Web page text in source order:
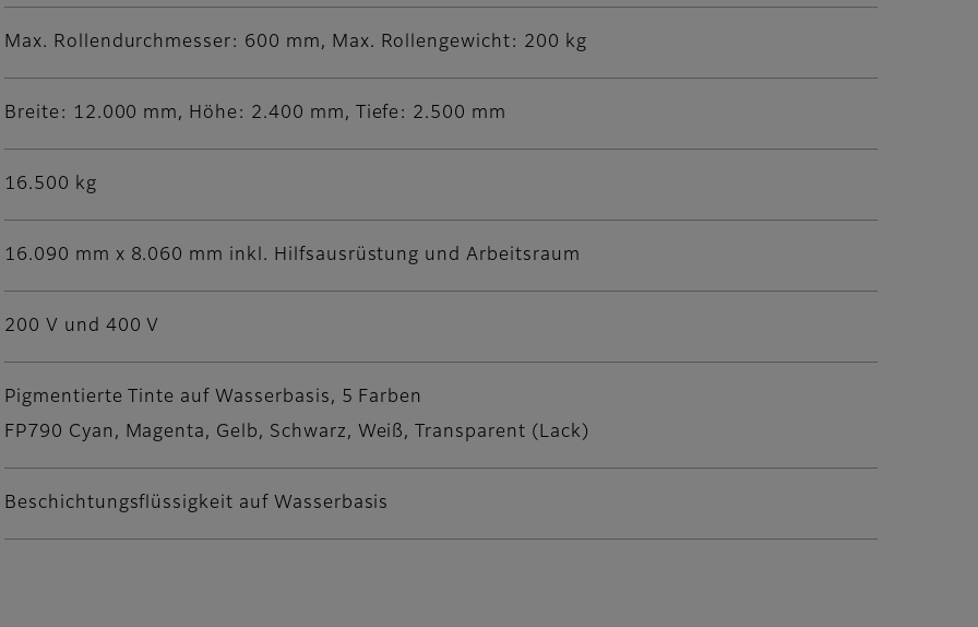
Max. Rollendurchmesser: 600 mm, Max. Rollengewicht: 200 kg
Breite: 12.000 mm, Höhe: 2.400 mm, Tiefe: 2.500 mm
16.500 kg
16.090 mm x 8.060 mm inkl. Hilfsausrüstung und Arbeitsraum
200 V und 400 V
Pigmentierte Tinte auf Wasserbasis, 5 Farben
FP790 Cyan, Magenta, Gelb, Schwarz, Weiß, Transparent (Lack)
Beschichtungsflüssigkeit auf Wasserbasis